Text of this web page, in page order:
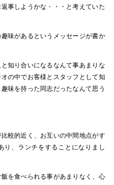
事しようかな・・・と考えていた
味があるというメッセージが書か
知り合いになるなんて事あまりな
の中でお客様とスタッフとして知
味を持った同志だったなんて思う
較的近く、お互いの中間地点がす
り、ランチをすることになりまし
を食べられる事があまりなく、心